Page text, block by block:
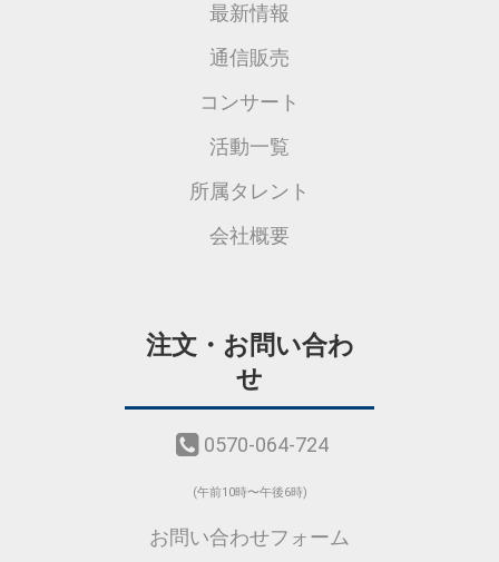
最新情報
通信販売
コンサート
活動一覧
所属タレント
会社概要
注文・お問い合わ
せ
0570-064-724
(午前10時〜午後6時)
お問い合わせフォーム